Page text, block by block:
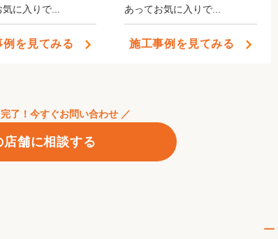
エリア1位 獲得
に入りで...
例を見てみる
あってお気に入りで...
施工事例を見てみる
了！今すぐお問い合わせ ／
店舗に相談する